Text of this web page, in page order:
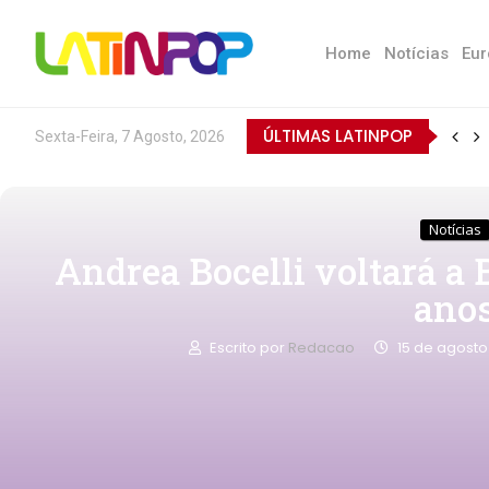
Home Notícias
Sexta-Feira, 7 Agosto, 2026 ÚLTIMAS LATINPOP
Notícias
Andrea Bocelli voltará a
Escrito por Redacao 15 de